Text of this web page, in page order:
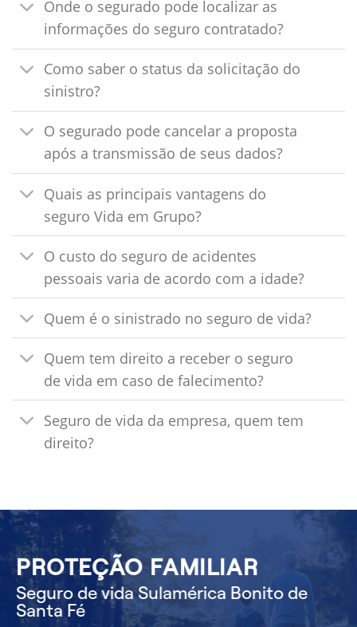
Onde o segurado pode localizar as
informações do seguro contratado?
Como saber o status da solicitação do
sinistro?
O segurado pode cancelar a proposta
após a transmissão de seus dados?
Quais as principais vantagens do
seguro Vida em Grupo?
O custo do seguro de acidentes
pessoais varia de acordo com a idade?
Quem é o sinistrado no seguro de vida?
Quem tem direito a receber o seguro
de vida em caso de falecimento?
Seguro de vida da empresa, quem tem
direito?
PROTEÇÃO FAMILIAR
Seguro de vida Sulamérica Bonito de
Santa Fé